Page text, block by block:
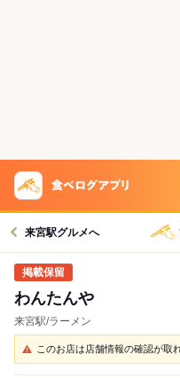
来宮駅グルメへ
わんたんや
来宮駅/ラーメン
このお店は店舗情報の確認が取